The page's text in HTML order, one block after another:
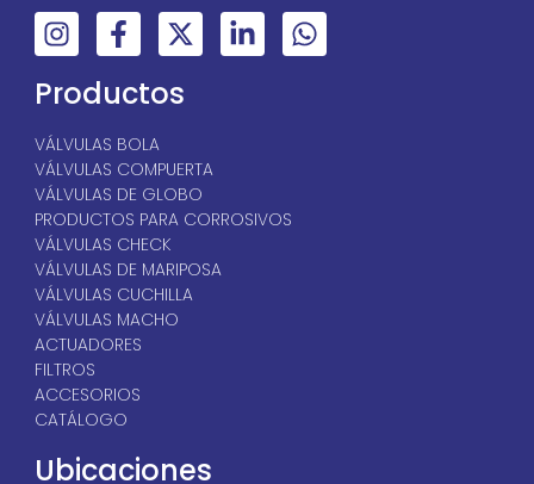
Productos
VÁLVULAS BOLA
VÁLVULAS COMPUERTA
VÁLVULAS DE GLOBO
PRODUCTOS PARA CORROSIVOS
VÁLVULAS CHECK
VÁLVULAS DE MARIPOSA
VÁLVULAS CUCHILLA
VÁLVULAS MACHO
ACTUADORES
FILTROS
ACCESORIOS
CATÁLOGO
Ubicaciones